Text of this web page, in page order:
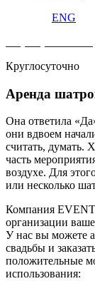
ENG
Круглосуточно
Аренда
Она ответила
они вдвоем
считать, думать.
часть
воздухе. Для
или несколько
Компания
организации
У нас вы можете
свадьбы и
положительные
использования: